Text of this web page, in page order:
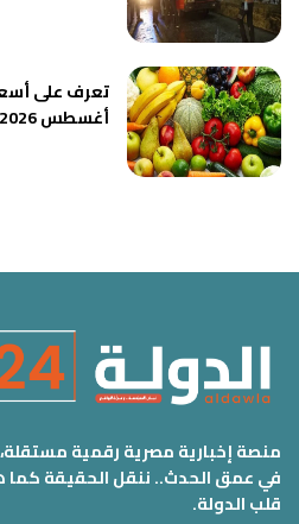
أغسطس 2026
منصة إخبارية مصرية رقمية
في عمق الحدث.. ننقل الحقيقة
قلب الدولة.